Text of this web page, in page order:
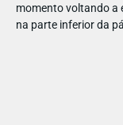
momento voltando a
na parte inferior da